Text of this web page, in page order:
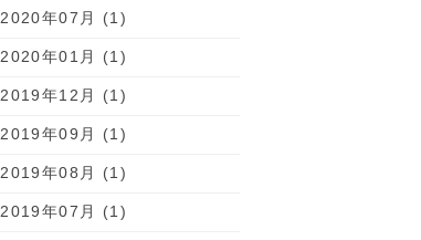
2020年07月 (1)
2020年01月 (1)
2019年12月 (1)
2019年09月 (1)
2019年08月 (1)
2019年07月 (1)